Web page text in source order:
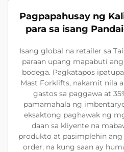
Pagpapahusay ng
para sa isang
Isang global na retailer sa
paraan upang mapabuti
bodega. Pagkatapos
Mast Forklifts, nakamit nila
gastos sa paggawa at
pamamahala ng
eksaktong paghawak ng
daan sa kliyente na
produkto at pasimplehin
order, na kung saan ay